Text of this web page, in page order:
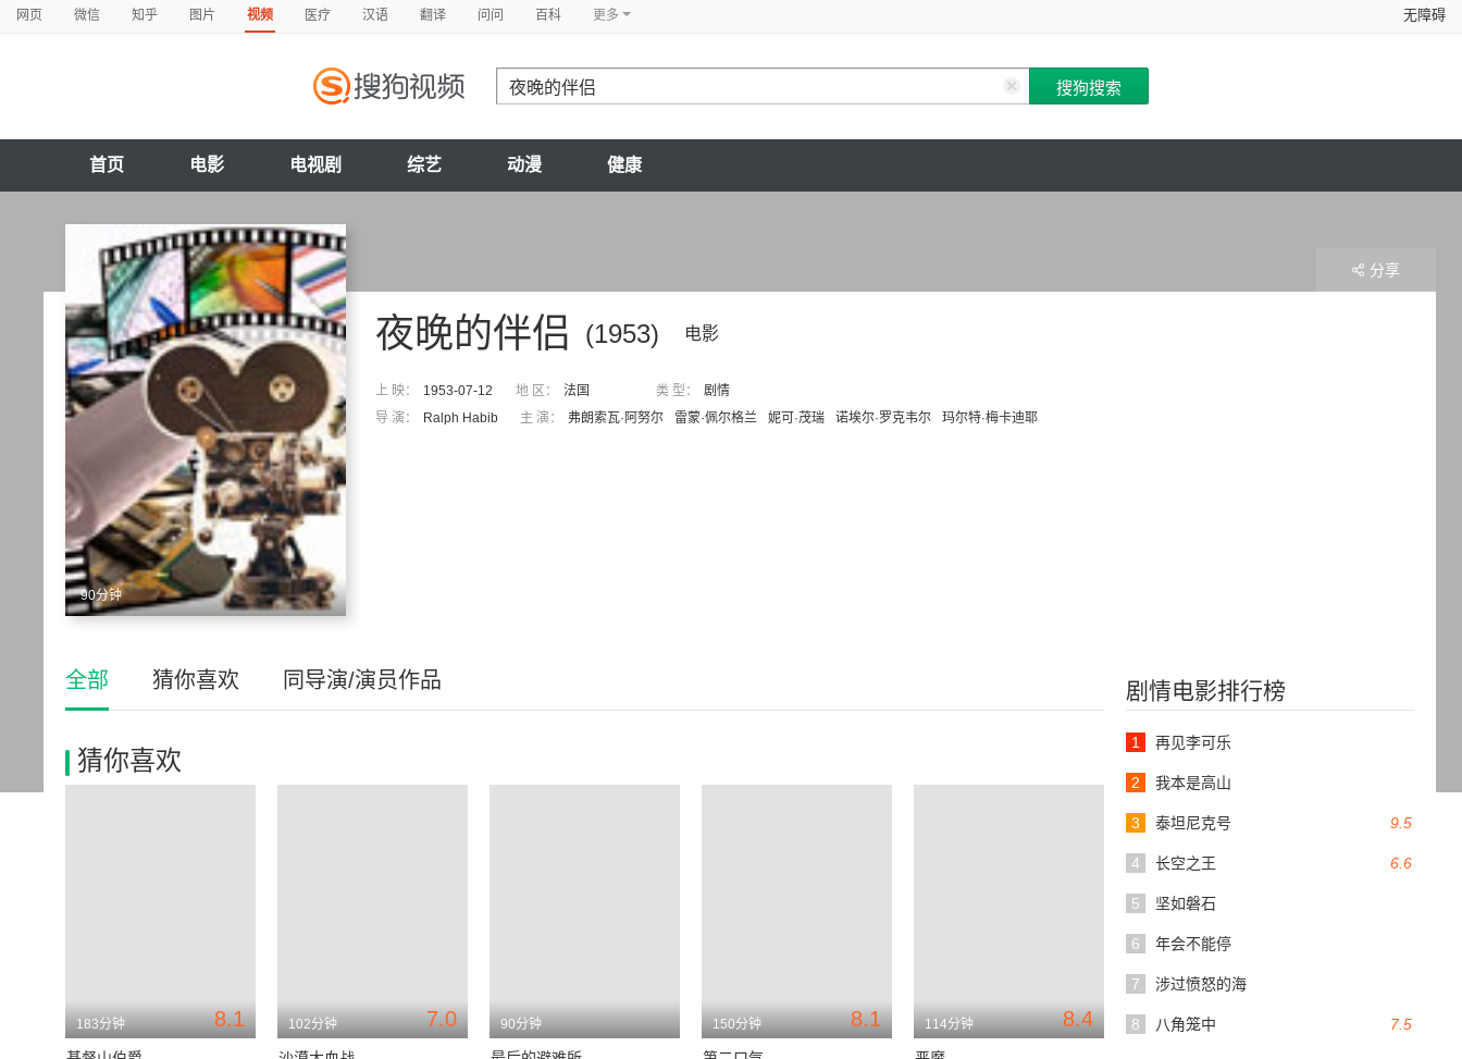
网页 微信 知乎 图片 视频 医疗 汉语 翻译 问问 百科 更多 无障碍
首页 电影 电视剧 综艺 动漫 健康
90分钟
(1953) 电影
夜晚的伴侣
上 映： 1953-07-12 地 区： 法国 类 型：
剧情
导 演：
Ralph Habib 主 演： 弗朗索瓦·阿努尔 雷蒙·佩尔格兰 妮可·茂瑞 诺埃尔·罗克韦尔 玛尔特·梅卡迪耶
分享
剧情电影排行榜
1 再见李可乐
2 我本是高山
9.5
3 泰坦尼克号
6.6
4 长空之王
5 坚如磐石
6 年会不能停
7 涉过愤怒的海
7.5
8 八角笼中
全部 猜你喜欢 同导演/演员作品
猜你喜欢
8.1
183分钟 7.0
102分钟 90分钟 8.1
150分钟 8.4
114分钟